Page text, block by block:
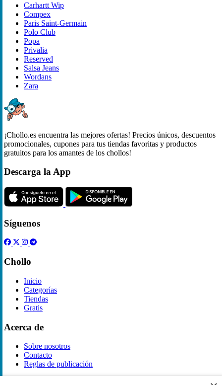
Carhartt Wip
Compex
Paris Saint-Germain
Polo Club
Popa
Privalia
Reserved
Salsa Jeans
Wordans
Zara
¡Chollo.es encuentra las mejores ofertas! Precios únicos, descuentos
promocionales, cupones para tus tiendas favoritas y productos
gratuitos para los amantes de los chollos!
Descarga la App
Síguenos
Chollo
Inicio
Categorías
Tiendas
Gratis
Acerca de
Sobre nosotros
Contacto
Reglas de publicación